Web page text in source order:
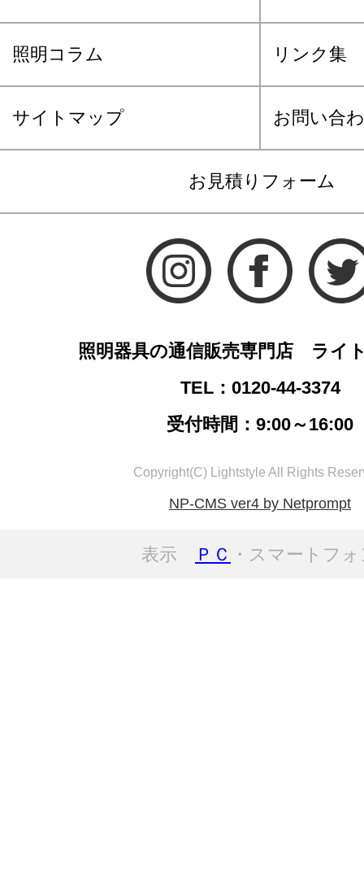
照明コラム リンク集
サイトマップ お問い合
お見積りフォーム
照明器具の通信販売専門店 ライ
TEL：0120-44-3374
受付時間：9:00～16:00
Copyright(C) Lightstyle All Rights
NP-CMS ver4 by Netprompt
表示 ＰＣ ・スマートフ